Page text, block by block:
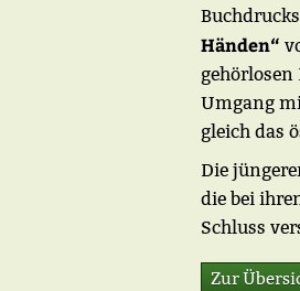
Händen“
Umgang
gleich das
Die
die bei
Schluss
Zur